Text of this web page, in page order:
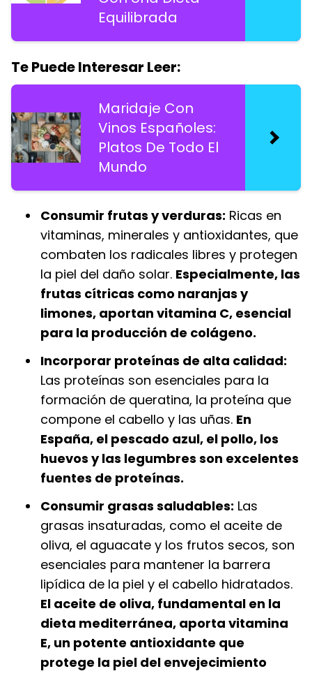
Equilibrada
Te Puede Interesar Leer:
Maridaje Con
Vinos Españoles:
Platos De Todo El
Mundo
Consumir frutas y verduras: Ricas en
vitaminas, minerales y antioxidantes, que
combaten los radicales libres y protegen
la piel del daño solar. Especialmente, las
frutas cítricas como naranjas y
limones, aportan vitamina C, esencial
para la producción de colágeno.
Incorporar proteínas de alta calidad:
Las proteínas son esenciales para la
formación de queratina, la proteína que
compone el cabello y las uñas. En
España, el pescado azul, el pollo, los
huevos y las legumbres son excelentes
fuentes de proteínas.
Consumir grasas saludables: Las
grasas insaturadas, como el aceite de
oliva, el aguacate y los frutos secos, son
esenciales para mantener la barrera
lipídica de la piel y el cabello hidratados.
El aceite de oliva, fundamental en la
dieta mediterránea, aporta vitamina
E, un potente antioxidante que
protege la piel del envejecimiento